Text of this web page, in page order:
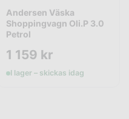
Andersen Väska
Shoppingvagn Oli.P 3.0
Petrol
1 159 kr
I lager – skickas idag